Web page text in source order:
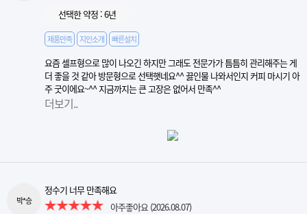
선택한 약정 : 6년
제품만족 지인소개 빠른설치
요즘 셀프형으로 많이 나오긴 하지만 그래도 전문가가 틈틈히 관리해주는 게
더 좋을 것 같아 방문형으로 선택햇네요^^ 끓인물 나와서인지 커피 마시기 아
주 굿이에요~^^ 지금까지는 큰 고장은 없어서 만족^^
더보기..
박*승
정수기 너무 만족해요
아주좋아요(2026.08.07)